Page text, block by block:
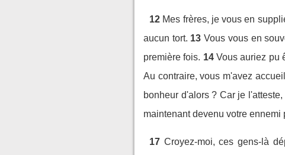
12 Mes frères, je vous en
aucun tort. 13 Vous vous en
première fois. 14 Vous auriez pu
Au contraire, vous m'avez
bonheur d'alors ? Car je
maintenant devenu votre
17 Croyez-moi, ces gens-là